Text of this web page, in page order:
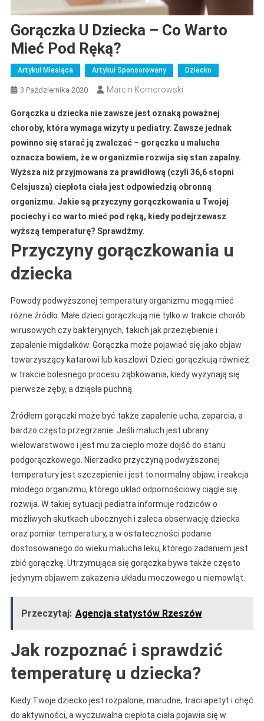
Gorączka U Dziecka – Co Warto
Mieć Pod Ręką?
Artykuł Miesiąca Artykuł Sponsorowany Dziecko
3 Października 2020 Marcin Komorowski
Gorączka u dziecka nie zawsze jest oznaką poważnej
choroby, która wymaga wizyty u pediatry. Zawsze jednak
powinno się starać ją zwalczać – gorączka u malucha
oznacza bowiem, że w organizmie rozwija się stan zapalny.
Wyższa niż przyjmowana za prawidłową (czyli 36,6 stopni
Celsjusza) ciepłota ciała jest odpowiedzią obronną
organizmu. Jakie są przyczyny gorączkowania u Twojej
pociechy i co warto mieć pod ręką, kiedy podejrzewasz
wyższą temperaturę? Sprawdźmy.
Przyczyny gorączkowania u
dziecka
Powody podwyższonej temperatury organizmu mogą mieć
różne źródło. Małe dzieci gorączkują nie tylko w trakcie chorób
wirusowych czy bakteryjnych, takich jak przeziębienie i
zapalenie migdałków. Gorączka może pojawiać się jako objaw
towarzyszący katarowi lub kaszlowi. Dzieci gorączkują również
w trakcie bolesnego procesu ząbkowania, kiedy wyżynają się
pierwsze zęby, a dziąsła puchną.
Źródłem gorączki może być także zapalenie ucha, zaparcia, a
bardzo często przegrzanie. Jeśli maluch jest ubrany
wielowarstwowo i jest mu za ciepło może dojść do stanu
podgorączkowego. Nierzadko przyczyną podwyższonej
temperatury jest szczepienie i jest to normalny objaw, i reakcja
młodego organizmu, którego układ odpornościowy ciągle się
rozwija. W takiej sytuacji pediatra informuje rodziców o
możliwych skutkach ubocznych i zaleca obserwację dziecka
oraz pomiar temperatury, a w ostateczności podanie
dostosowanego do wieku malucha leku, którego zadaniem jest
zbić gorączkę. Utrzymująca się gorączka bywa także często
jedynym objawem zakażenia układu moczowego u niemowląt.
Przeczytaj: Agencja statystów Rzeszów
Jak rozpoznać i sprawdzić
temperaturę u dziecka?
Kiedy Twoje dziecko jest rozpalone, marudne, traci apetyt i chęć
do aktywności, a wyczuwalna ciepłota ciała pojawia się w